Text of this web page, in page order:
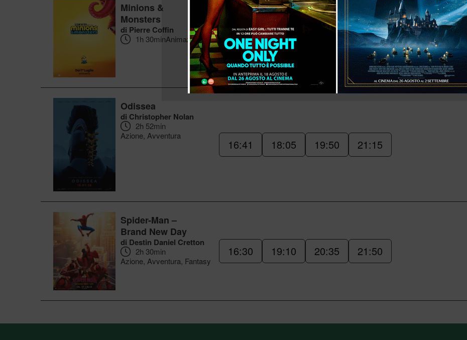
Minions &
Monsters
di Pierre Coffin
1h 30minAnimazione 16:25
Odissea
di Christopher Nolan
2h 52min
Azione, Avventura
16:41 18:05 19:50 21:15
Spider-Man –
Brand New Day
di Destin Daniel Cretton
2h 30min
Azione, Avventura, Fantasy
16:30 19:10 20:35 21:50